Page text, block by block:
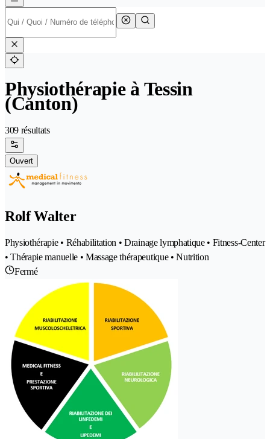
Physiothérapie à Tessin
(Canton)
309 résultats
Ouvert
Rolf Walter
Physiothérapie • Réhabilitation • Drainage lymphatique • Fitness-Center
• Thérapie manuelle • Massage thérapeutique • Nutrition
Fermé